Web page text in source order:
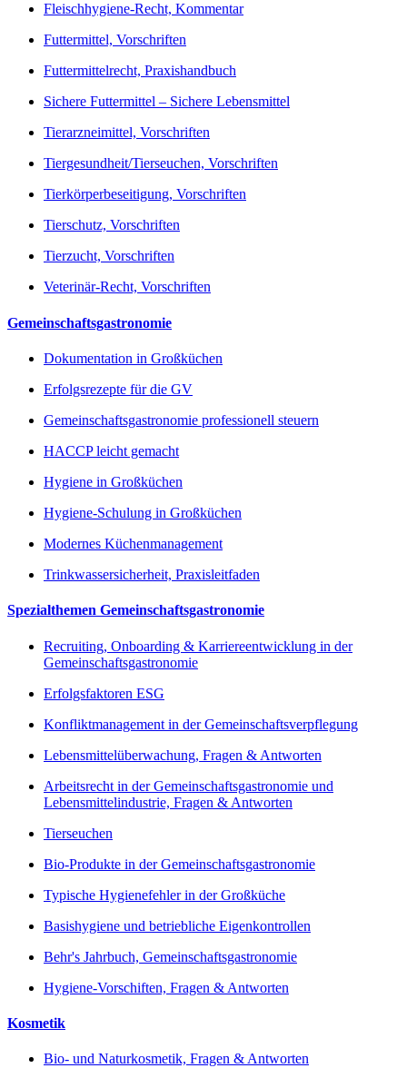
Fleischhygiene-Recht, Kommentar
Futtermittel, Vorschriften
Futtermittelrecht, Praxishandbuch
Sichere Futtermittel – Sichere Lebensmittel
Tierarzneimittel, Vorschriften
Tiergesundheit/Tierseuchen, Vorschriften
Tierkörperbeseitigung, Vorschriften
Tierschutz, Vorschriften
Tierzucht, Vorschriften
Veterinär-Recht, Vorschriften
Gemeinschaftsgastronomie
Dokumentation in Großküchen
Erfolgsrezepte für die GV
Gemeinschaftsgastronomie professionell steuern
HACCP leicht gemacht
Hygiene in Großküchen
Hygiene-Schulung in Großküchen
Modernes Küchenmanagement
Trinkwassersicherheit, Praxisleitfaden
Spezialthemen Gemeinschaftsgastronomie
Recruiting, Onboarding & Karriereentwicklung in der
Gemeinschaftsgastronomie
Erfolgsfaktoren ESG
Konfliktmanagement in der Gemeinschaftsverpflegung
Lebensmittelüberwachung, Fragen & Antworten
Arbeitsrecht in der Gemeinschaftsgastronomie und
Lebensmittelindustrie, Fragen & Antworten
Tierseuchen
Bio-Produkte in der Gemeinschaftsgastronomie
Typische Hygienefehler in der Großküche
Basishygiene und betriebliche Eigenkontrollen
Behr's Jahrbuch, Gemeinschaftsgastronomie
Hygiene-Vorschiften, Fragen & Antworten
Kosmetik
Bio- und Naturkosmetik, Fragen & Antworten